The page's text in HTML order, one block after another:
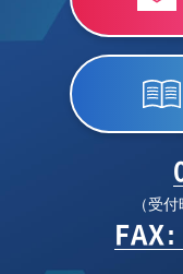
（受